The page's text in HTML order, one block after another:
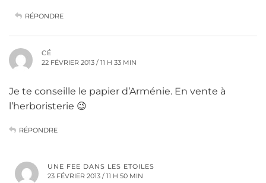
RÉPONDRE
CÉ
22 FÉVRIER 2013 / 11 H 33 MIN
Je te conseille le papier d’Arménie. En vente à
l’herboristerie 😉
RÉPONDRE
UNE FEE DANS LES ETOILES
23 FÉVRIER 2013 / 11 H 50 MIN